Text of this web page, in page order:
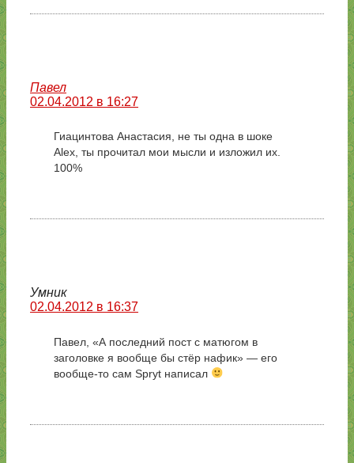
Павел
02.04.2012 в 16:27
Гиацинтова Анастасия, не ты одна в шоке
Alex, ты прочитал мои мысли и изложил их.
100%
Умник
02.04.2012 в 16:37
Павел, «А последний пост с матюгом в
заголовке я вообще бы стёр нафик» — его
вообще-то сам Spryt написал